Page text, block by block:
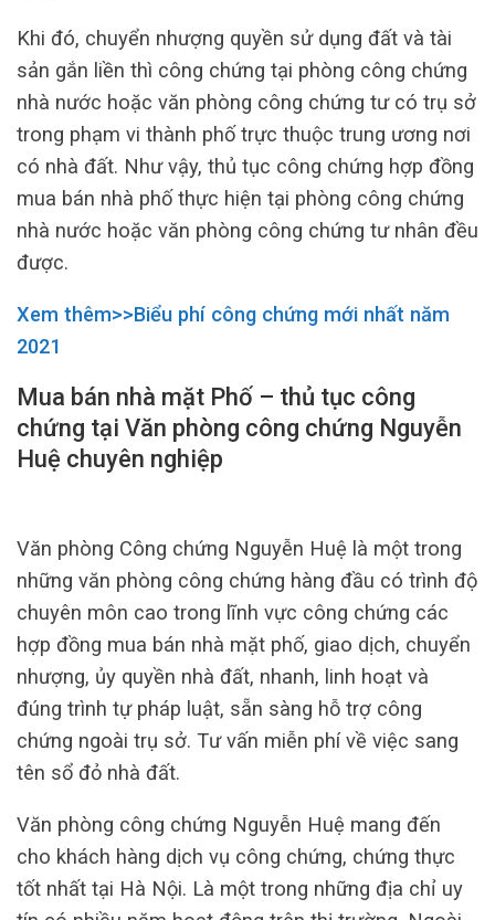
Khi đó, chuyển nhượng quyền sử dụng đất và tài
sản gắn liền thì công chứng tại phòng công chứng
nhà nước hoặc văn phòng công chứng tư có trụ sở
trong phạm vi thành phố trực thuộc trung ương nơi
có nhà đất. Như vậy, thủ tục công chứng hợp đồng
mua bán nhà phố thực hiện tại phòng công chứng
nhà nước hoặc văn phòng công chứng tư nhân đều
được.
Xem thêm>>Biểu phí công chứng mới nhất năm
2021
Mua bán nhà mặt Phố – thủ tục công
chứng tại Văn phòng công chứng Nguyễn
Huệ chuyên nghiệp
Văn phòng Công chứng Nguyễn Huệ là một trong
những văn phòng công chứng hàng đầu có trình độ
chuyên môn cao trong lĩnh vực công chứng các
hợp đồng mua bán nhà mặt phố, giao dịch, chuyển
nhượng, ủy quyền nhà đất, nhanh, linh hoạt và
đúng trình tự pháp luật, sẵn sàng hỗ trợ công
chứng ngoài trụ sở. Tư vấn miễn phí về việc sang
tên sổ đỏ nhà đất.
Văn phòng công chứng Nguyễn Huệ mang đến
cho khách hàng dịch vụ công chứng, chứng thực
tốt nhất tại Hà Nội. Là một trong những địa chỉ uy